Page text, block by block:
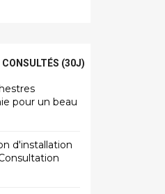
(30J)
pour un beau
d'installation